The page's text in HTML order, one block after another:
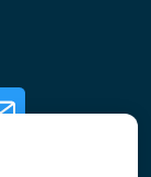
Newsletter